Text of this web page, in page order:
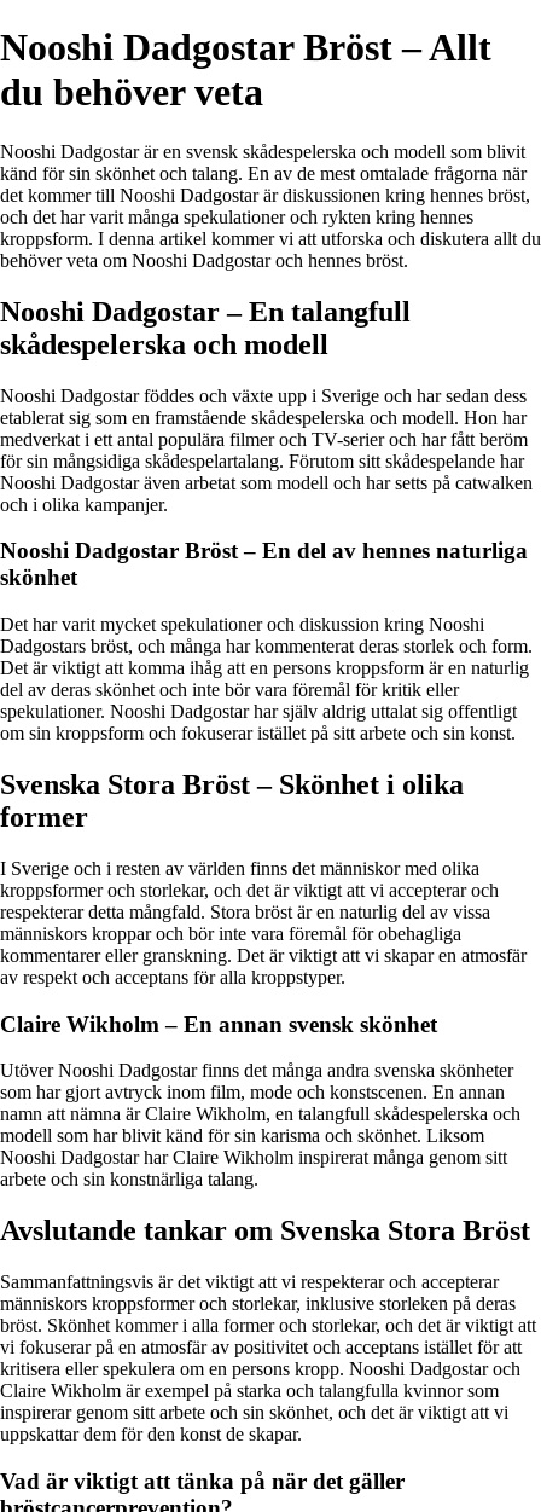
Nooshi Dadgostar Bröst – Allt
du behöver veta
Nooshi Dadgostar är en svensk skådespelerska och modell som blivit
känd för sin skönhet och talang. En av de mest omtalade frågorna när
det kommer till Nooshi Dadgostar är diskussionen kring hennes bröst,
och det har varit många spekulationer och rykten kring hennes
kroppsform. I denna artikel kommer vi att utforska och diskutera allt du
behöver veta om Nooshi Dadgostar och hennes bröst.
Nooshi Dadgostar – En talangfull
skådespelerska och modell
Nooshi Dadgostar föddes och växte upp i Sverige och har sedan dess
etablerat sig som en framstående skådespelerska och modell. Hon har
medverkat i ett antal populära filmer och TV-serier och har fått beröm
för sin mångsidiga skådespelartalang. Förutom sitt skådespelande har
Nooshi Dadgostar även arbetat som modell och har setts på catwalken
och i olika kampanjer.
Nooshi Dadgostar Bröst – En del av hennes naturliga
skönhet
Det har varit mycket spekulationer och diskussion kring Nooshi
Dadgostars bröst, och många har kommenterat deras storlek och form.
Det är viktigt att komma ihåg att en persons kroppsform är en naturlig
del av deras skönhet och inte bör vara föremål för kritik eller
spekulationer. Nooshi Dadgostar har själv aldrig uttalat sig offentligt
om sin kroppsform och fokuserar istället på sitt arbete och sin konst.
Svenska Stora Bröst – Skönhet i olika
former
I Sverige och i resten av världen finns det människor med olika
kroppsformer och storlekar, och det är viktigt att vi accepterar och
respekterar detta mångfald. Stora bröst är en naturlig del av vissa
människors kroppar och bör inte vara föremål för obehagliga
kommentarer eller granskning. Det är viktigt att vi skapar en atmosfär
av respekt och acceptans för alla kroppstyper.
Claire Wikholm – En annan svensk skönhet
Utöver Nooshi Dadgostar finns det många andra svenska skönheter
som har gjort avtryck inom film, mode och konstscenen. En annan
namn att nämna är Claire Wikholm, en talangfull skådespelerska och
modell som har blivit känd för sin karisma och skönhet. Liksom
Nooshi Dadgostar har Claire Wikholm inspirerat många genom sitt
arbete och sin konstnärliga talang.
Avslutande tankar om Svenska Stora Bröst
Sammanfattningsvis är det viktigt att vi respekterar och accepterar
människors kroppsformer och storlekar, inklusive storleken på deras
bröst. Skönhet kommer i alla former och storlekar, och det är viktigt att
vi fokuserar på en atmosfär av positivitet och acceptans istället för att
kritisera eller spekulera om en persons kropp. Nooshi Dadgostar och
Claire Wikholm är exempel på starka och talangfulla kvinnor som
inspirerar genom sitt arbete och sin skönhet, och det är viktigt att vi
uppskattar dem för den konst de skapar.
Vad är viktigt att tänka på när det gäller